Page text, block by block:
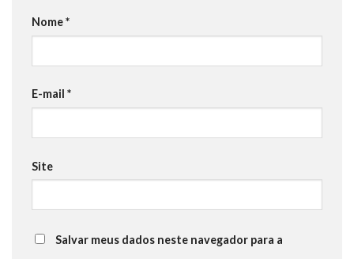
Nome*
E-mail *
Site
Salvar meus dados neste navegador para a